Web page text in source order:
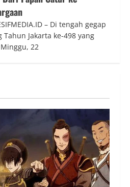
– Di tengah gegap
Jakarta ke-498 yang
22